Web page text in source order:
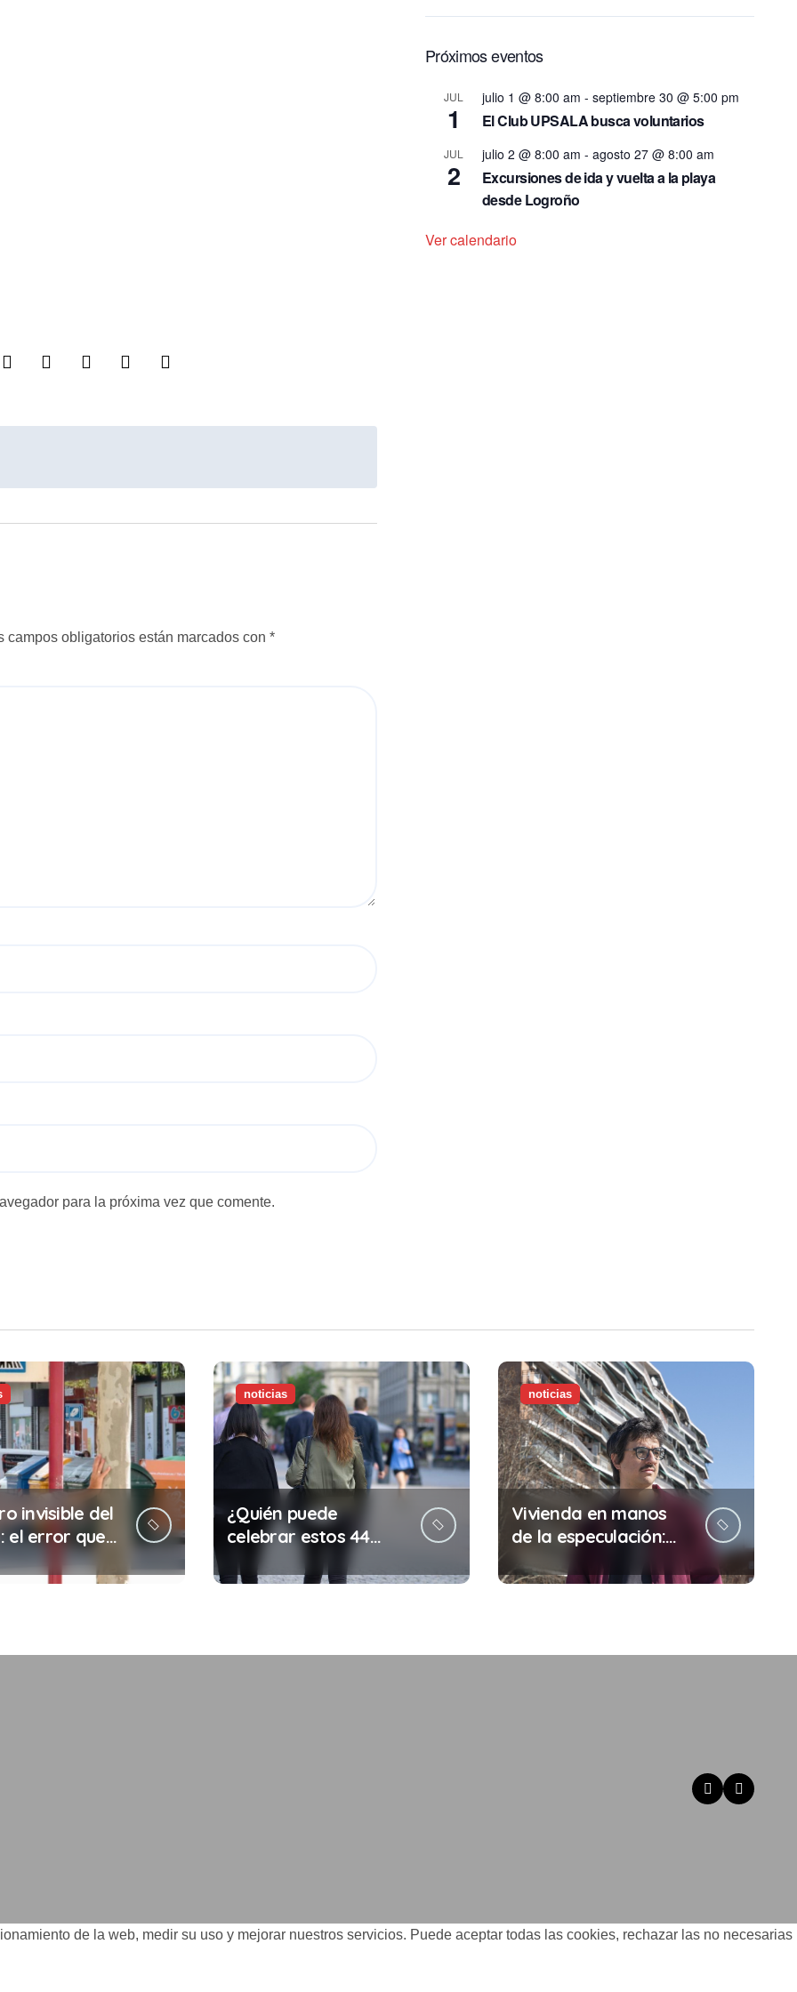
campos obligatorios están marcados con *
para la próxima vez que comente.
Próximos eventos
JUL
1
julio 1 @ 8:00 am - septiembre 30 @ 5:00 pm
El Club UPSALA busca voluntarios
JUL
2
julio 2 @ 8:00 am - agosto 27 @ 8:00 am
Excursiones de ida y vuelta a la playa
desde Logroño
Ver calendario
invisible del
el error que
cada 30
en tu trabajo
noticias
¿Quién puede
celebrar estos 44
noticias
Vivienda en manos
de la especulación:
no te da para vivir
de la web, medir su uso y mejorar nuestros servicios. Puede aceptar todas las cookies, rechazar las no necesarias